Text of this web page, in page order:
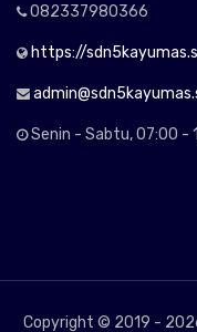
082337980366
https://
Senin - Sabtu, 07:00 -
Copyright © 2019 -